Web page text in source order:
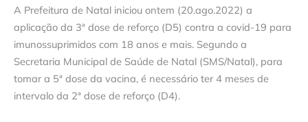
A Prefeitura de Natal iniciou ontem (20.ago.2022) a
aplicação da 3ª dose de reforço (D5) contra a covid-19 para
imunossuprimidos com 18 anos e mais. Segundo a
Secretaria Municipal de Saúde de Natal (SMS/Natal), para
tomar a 5ª dose da vacina, é necessário ter 4 meses de
intervalo da 2ª dose de reforço (D4).